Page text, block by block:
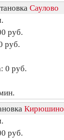
Саулово
руб.
руб.
0 руб.
Кирюшино
руб.